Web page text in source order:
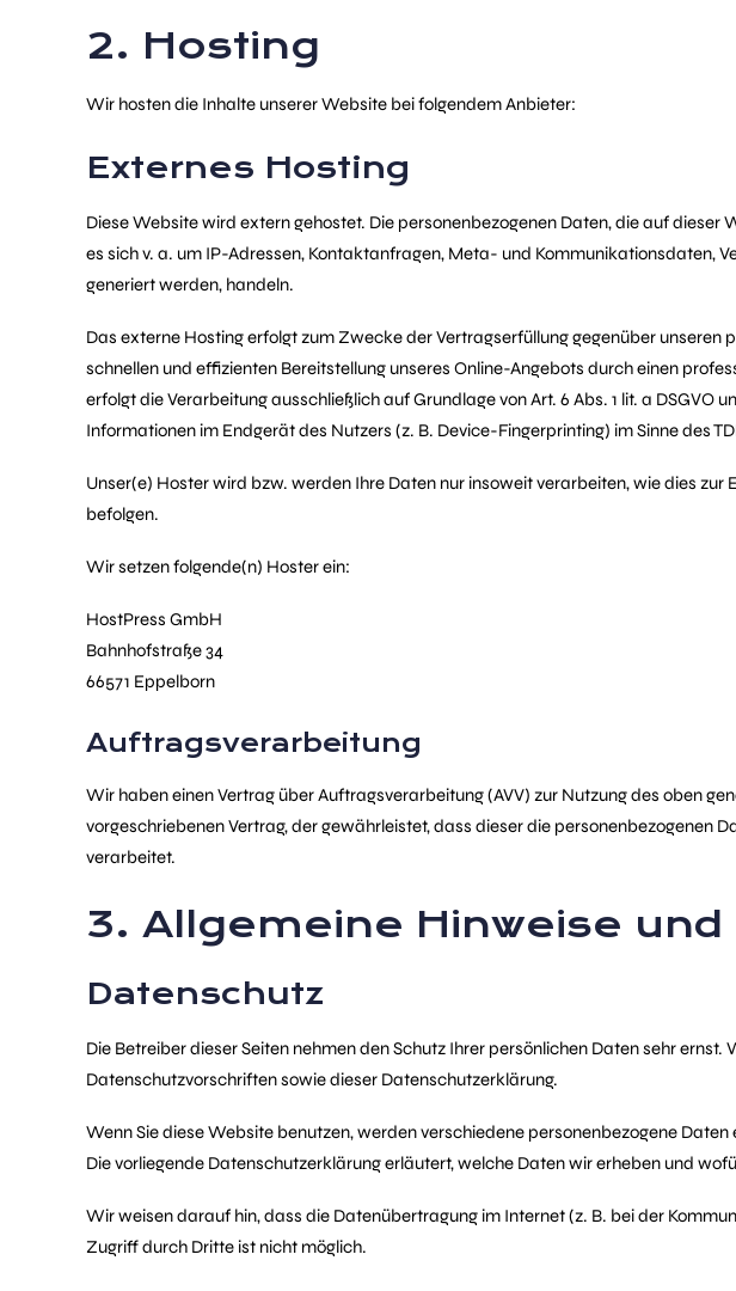
2. Hosting
Wir hosten die Inhalte unserer Website bei folgendem Anbieter:
Externes Hosting
Diese Website wird extern gehostet. Die personenbezogenen Daten, die auf
es sich v. a. um IP-Adressen, Kontaktanfragen, Meta- und Kommunikationsdaten,
generiert werden, handeln.
Das externe Hosting erfolgt zum Zwecke der Vertragserfüllung gegenüber unseren
schnellen und effizienten Bereitstellung unseres Online-Angebots durch einen
erfolgt die Verarbeitung ausschließlich auf Grundlage von Art. 6 Abs. 1 lit. a DSGVO
Informationen im Endgerät des Nutzers (z. B. Device-Fingerprinting) im Sinne des
Unser(e) Hoster wird bzw. werden Ihre Daten nur insoweit verarbeiten, wie dies
befolgen.
Wir setzen folgende(n) Hoster ein:
HostPress GmbH
Bahnhofstraße 34
66571 Eppelborn
Auftragsverarbeitung
Wir haben einen Vertrag über Auftragsverarbeitung (AVV) zur Nutzung des oben
vorgeschriebenen Vertrag, der gewährleistet, dass dieser die personenbezogenen
verarbeitet.
3. Allgemeine Hinweise
Datenschutz
Die Betreiber dieser Seiten nehmen den Schutz Ihrer persönlichen Daten sehr
Datenschutzvorschriften sowie dieser Datenschutzerklärung.
Wenn Sie diese Website benutzen, werden verschiedene personenbezogene
Die vorliegende Datenschutzerklärung erläutert, welche Daten wir erheben und
Wir weisen darauf hin, dass die Datenübertragung im Internet (z. B. bei der
Zugriff durch Dritte ist nicht möglich.